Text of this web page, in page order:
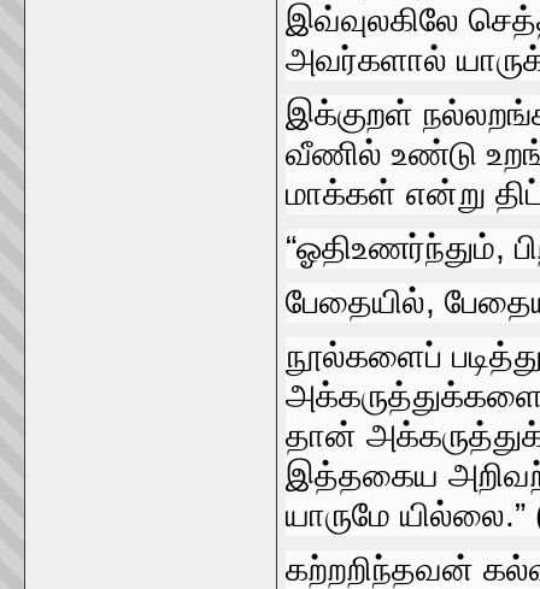
இவ்வுலகிலே
அவர்களால்‌
இக்குறள்‌
வீணில்‌ உண்டு
மாக்கள்‌ என்று
“ஓதிஉணர்ந்தும்‌,
பேதையில்‌,
நூல்களைப்‌
தான்‌
இத்தகைய
யாருமே
கற்றறிந்தவன்‌